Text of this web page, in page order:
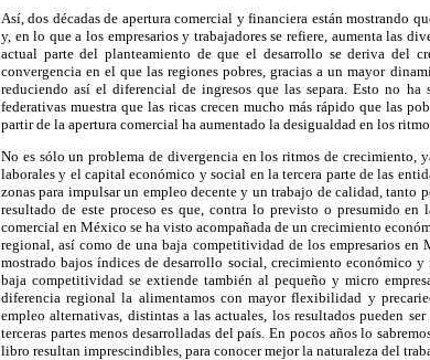
Así, dos décadas de apertura comercial y financiera están mostrando
y, en lo que a los empresarios y trabajadores se refiere, aumenta las
actual parte del planteamiento de que el desarrollo se deriva del
convergencia en el que las regiones pobres, gracias a un mayor
reduciendo así el diferencial de ingresos que las separa. Esto no
federativas muestra que las ricas crecen mucho más rápido que las
partir de la apertura comercial ha aumentado la desigualdad en los
No es sólo un problema de divergencia en los ritmos de crecimiento,
laborales y el capital económico y social en la tercera parte de las
zonas para impulsar un empleo decente y un trabajo de calidad, tanto
resultado de este proceso es que, contra lo previsto o presumido
comercial en México se ha visto acompañada de un crecimiento
regional, así como de una baja competitividad de los empresarios
mostrado bajos índices de desarrollo social, crecimiento económico
baja competitividad se extiende también al pequeño y micro
diferencia regional la alimentamos con mayor flexibilidad y
empleo alternativas, distintas a las actuales, los resultados pueden
terceras partes menos desarrolladas del país. En pocos años lo
libro resultan imprescindibles, para conocer mejor la naturaleza del